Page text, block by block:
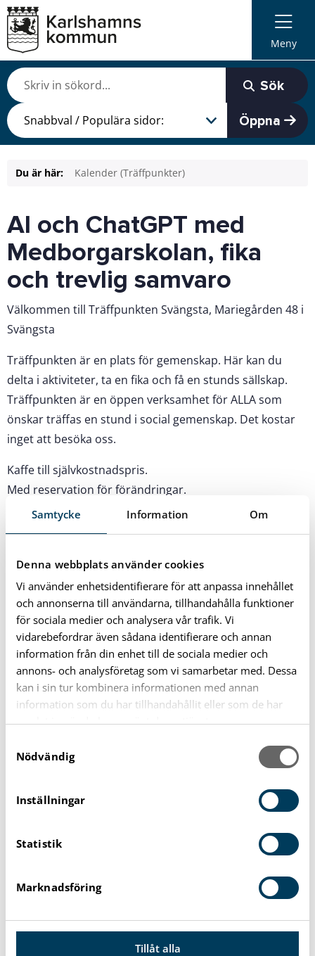
Samtycke Information Om
Denna webbplats använder cookies
Vi använder enhetsidentifierare för att anpassa innehållet
och annonserna till användarna, tillhandahålla funktioner
för sociala medier och analysera vår trafik. Vi
vidarebefordrar även sådana identifierare och annan
information från din enhet till de sociala medier och
annons- och analysföretag som vi samarbetar med. Dessa
kan i sin tur kombinera informationen med annan
information som du har tillhandahållit eller som de har
samlat in när du har använt deras tjänster.
Nödvändig
Inställningar
Statistik
Marknadsföring
Tillåt alla
Meny
Sök
Öppna
Du är här: Kalender (Träffpunkter)
AI och ChatGPT med
Medborgarskolan, fika
och trevlig samvaro
Välkommen till Träffpunkten Svängsta, Mariegården 48 i
Svängsta
Träffpunkten är en plats för gemenskap. Här kan du
delta i aktiviteter, ta en fika och få en stunds sällskap.
Träffpunkten är en öppen verksamhet för ALLA som
önskar träffas en stund i social gemenskap. Det kostar
inget att besöka oss.
Kaffe till självkostnadspris.
Med reservation för förändringar.
Kontakt:
Träffpunkt Mariegården
Mariegården 48, 376 37 Svängsta
För information kontakta
Aktivitetssamordnare
Elisabeth Ahlqvist
0454-57 46 19
DELA:
Kopiera länk Skriv ut sidan
Start: 17 april 2025 13:00
Slut: 17 april 2025 15:00